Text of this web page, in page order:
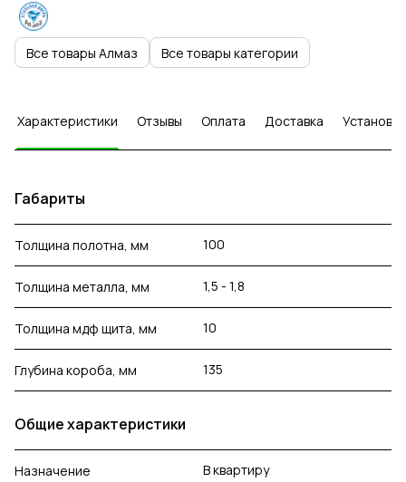
Все товары Алмаз Все товары категории
Характеристики Отзывы Оплата Доставка Установка
Габариты
Толщина полотна, мм 100
Толщина металла, мм 1,5 - 1,8
Толщина мдф щита, мм 10
Глубина короба, мм 135
Общие характеристики
Назначение В квартиру